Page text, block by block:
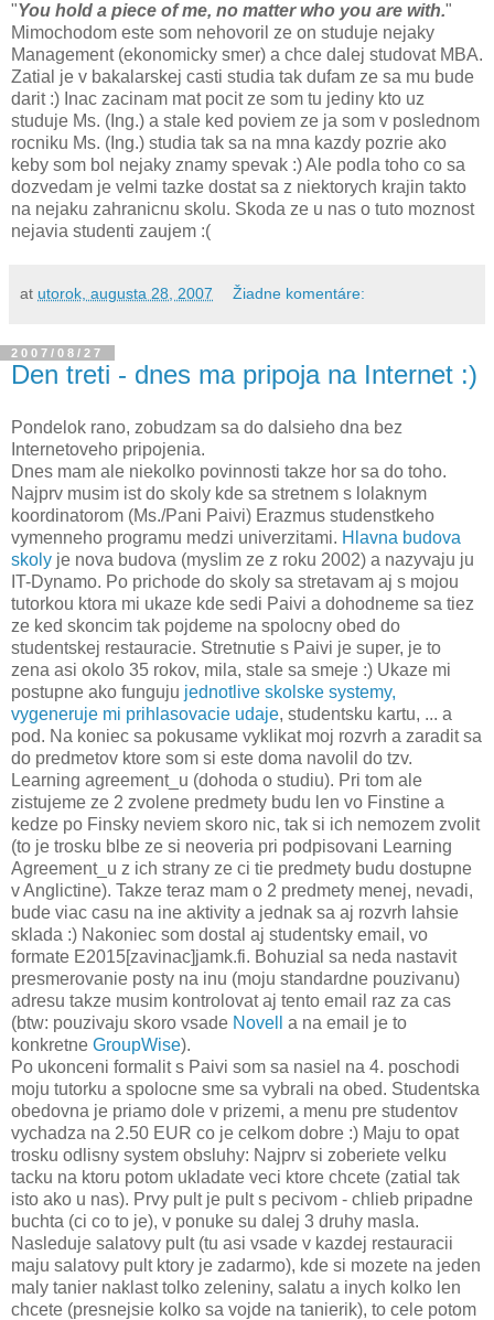
"You hold a piece of me, no matter who you are with."
Mimochodom este som nehovoril ze on studuje nejaky
Management (ekonomicky smer) a chce dalej studovat MBA.
Zatial je v bakalarskej casti studia tak dufam ze sa mu bude
darit :) Inac zacinam mat pocit ze som tu jediny kto uz
studuje Ms. (Ing.) a stale ked poviem ze ja som v poslednom
rocniku Ms. (Ing.) studia tak sa na mna kazdy pozrie ako
keby som bol nejaky znamy spevak :) Ale podla toho co sa
dozvedam je velmi tazke dostat sa z niektorych krajin takto
na nejaku zahranicnu skolu. Skoda ze u nas o tuto moznost
nejavia studenti zaujem :(
at utorok, augusta 28, 2007 Žiadne komentáre:
2007/08/27
Den treti - dnes ma pripoja na Internet :)
Pondelok rano, zobudzam sa do dalsieho dna bez
Internetoveho pripojenia.
Dnes mam ale niekolko povinnosti takze hor sa do toho.
Najprv musim ist do skoly kde sa stretnem s lolaknym
koordinatorom (Ms./Pani Paivi) Erazmus studenstkeho
vymenneho programu medzi univerzitami. Hlavna budova
skol y je nova budova (myslim ze z roku 2002) a nazyvaju ju
IT-Dynamo. Po prichode do skoly sa stretavam aj s mojou
tutorkou ktora mi ukaze kde sedi Paivi a dohodneme sa tiez
ze ked skoncim tak pojdeme na spolocny obed do
studentskej restauracie. Stretnutie s Paivi je super, je to
zena asi okolo 35 rokov, mila, stale sa smeje :) Ukaze mi
postupne ako funguju jednotlive skolske systemy,
vygeneruje mi prihlasovacie udaje, studentsku kartu, ... a
pod. Na koniec sa pokusame vyklikat moj rozvrh a zaradit sa
do predmetov ktore som si este doma navolil do tzv.
Learning agreement_u (dohoda o studiu). Pri tom ale
zistujeme ze 2 zvolene predmety budu len vo Finstine a
kedze po Finsky neviem skoro nic, tak si ich nemozem zvolit
(to je trosku blbe ze si neoveria pri podpisovani Learning
Agreement_u z ich strany ze ci tie predmety budu dostupne
v Anglictine). Takze teraz mam o 2 predmety menej, nevadi,
bude viac casu na ine aktivity a jednak sa aj rozvrh lahsie
sklada :) Nakoniec som dostal aj studentsky email, vo
formate E2015[zavinac]jamk.fi. Bohuzial sa neda nastavit
presmerovanie posty na inu (moju standardne pouzivanu)
adresu takze musim kontrolovat aj tento email raz za cas
(btw: pouzivaju skoro vsade Novell a na email je to
konkretne GroupWise).
Po ukonceni formalit s Paivi som sa nasiel na 4. poschodi
moju tutorku a spolocne sme sa vybrali na obed. Studentska
obedovna je priamo dole v prizemi, a menu pre studentov
vychadza na 2.50 EUR co je celkom dobre :) Maju to opat
trosku odlisny system obsluhy: Najprv si zoberiete velku
tacku na ktoru potom ukladate veci ktore chcete (zatial tak
isto ako u nas). Prvy pult je pult s pecivom - chlieb pripadne
buchta (ci co to je), v ponuke su dalej 3 druhy masla.
Nasleduje salatovy pult (tu asi vsade v kazdej restauracii
maju salatovy pult ktory je zadarmo), kde si mozete na jeden
maly tanier naklast tolko zeleniny, salatu a inych kolko len
chcete (presnejsie kolko sa vojde na tanierik), to cele potom